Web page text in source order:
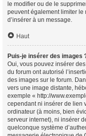
le modifier ou de le
peuvent également limiter le
d’insérer à un message.
Haut
Puis-je insérer des images
Oui, vous pouvez insérer
du forum ont autorisé
des images sur le forum.
vers une image distante,
exemple « http://
cependant ni insérer de lien
ordinateur (à moins, bien
serveur internet), ni insérer
quelconque système